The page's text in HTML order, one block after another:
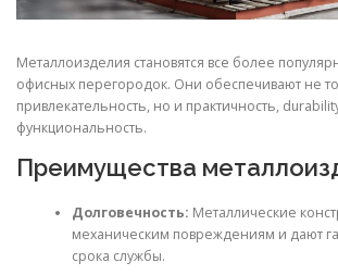
Металлоизделия становятся все более
офисных перегородок. Они обеспечивают не
привлекательность, но и практичность,
функциональность.
Преимущества
Долговечность: Металлические
механическим повреждениям и дают
срока службы.